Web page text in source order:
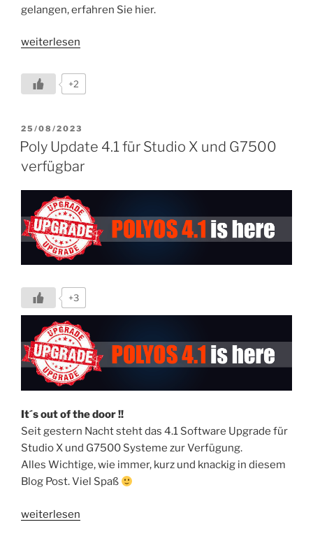
gelangen, erfahren Sie hier.
„PolyOS
UPDATED
BUILD
für
Studio
Family
&
G7500
adressiert
TC8
unpairing
Probleme“
weiterlesen
+2
VERÖFFENTLICHT
AM
25/08/2023
Poly Update 4.1 für Studio X und G7500
verfügbar
+3
It´s out of the door !!
Seit gestern Nacht steht das 4.1 Software Upgrade für
Studio X und G7500 Systeme zur Verfügung.
Alles Wichtige, wie immer, kurz und knackig in diesem
Blog Post. Viel Spaß
„Poly
weiterlesen